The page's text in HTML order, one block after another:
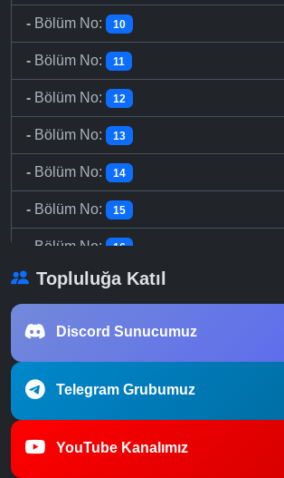
- Bölüm No: 10
- Bölüm No: 11
- Bölüm No: 12
- Bölüm No: 13
- Bölüm No: 14
- Bölüm No: 15
Bölüm No: 16
- Bölüm No: 17
- Bölüm No:
-Bölüm No: 20
Topluluğa Katıl
Discord Sunucumuz
Telegram Grubumuz
YouTube Kanalımız